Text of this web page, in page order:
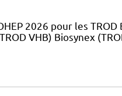
2026 pour les
VHB) Biosynex